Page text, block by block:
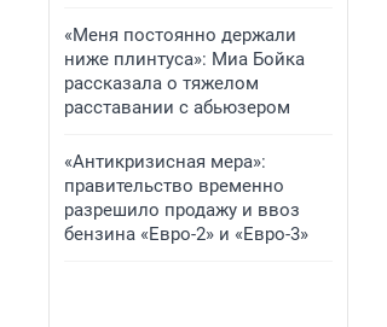
«Меня постоянно держали
ниже плинтуса»: Миа Бойка
рассказала о тяжелом
расставании с абьюзером
«Антикризисная мера»:
правительство временно
разрешило продажу и ввоз
бензина «Евро-2» и «Евро-3»